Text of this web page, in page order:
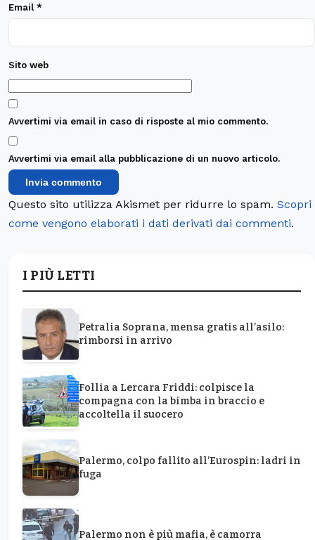
Email *
Sito web
Avvertimi via email in caso di risposte al mio commento.
Avvertimi via email alla pubblicazione di un nuovo articolo.
Questo sito utilizza Akismet per ridurre lo spam. Scopri
come vengono elaborati i dati derivati dai commenti.
I PIÙ LETTI
Petralia Soprana, mensa gratis all’asilo:
rimborsi in arrivo
Follia a Lercara Friddi: colpisce la
compagna con la bimba in braccio e
accoltella il suocero
Palermo, colpo fallito all’Eurospin: ladri in
fuga
Palermo non è più mafia, è camorra